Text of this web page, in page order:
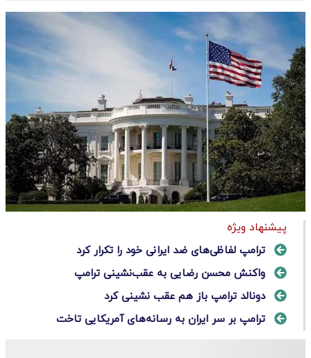
پیشنهاد ویژه
ترامپ لفاظی‌های ضد ایرانی خود را تکرار کرد
واکنش محسن رضایی به عقب‌نشینی ترامپ
دونالد ترامپ باز هم عقب نشینی کرد
ترامپ بر سر ایران به رسانه‌های آمریکایی تاخت